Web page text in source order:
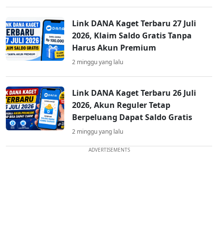
Link DANA Kaget Terbaru 27 Juli
2026, Klaim Saldo Gratis Tanpa
Harus Akun Premium
2 minggu yang lalu
Link DANA Kaget Terbaru 26 Juli
2026, Akun Reguler Tetap
Berpeluang Dapat Saldo Gratis
2 minggu yang lalu
ADVERTISEMENTS